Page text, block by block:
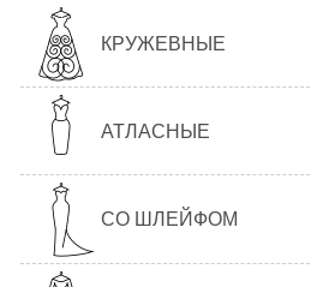
КРУЖЕВНЫЕ
АТЛАСНЫЕ
СО ШЛЕЙФОМ